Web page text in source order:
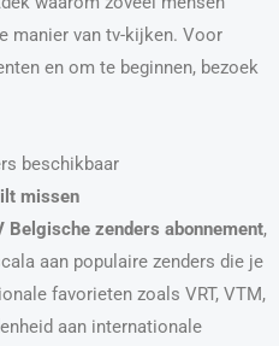
manier van tv-kijken. Voor
en om te beginnen, bezoek
beschikbaar
missen
Belgische zenders abonnement,
aan populaire zenders die je
favorieten zoals VRT, VTM,
aan internationale